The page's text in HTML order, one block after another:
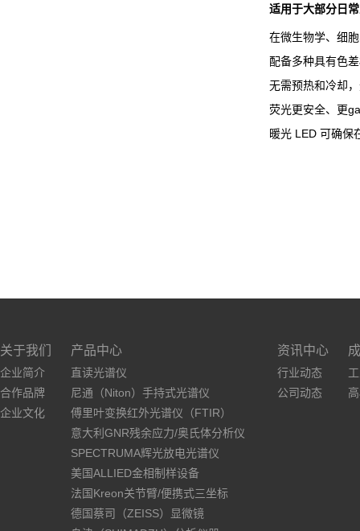
适用于大部分日
在微生物学、细
配备多种具有色
无需预热和冷却
荧光更安全、更
暖光 LED 可确保
关于我们
企业简介
合作品牌
企业文化
产品中心
直读光谱仪
尼通（Niton）手持式光谱仪
傅里叶变换红外光谱仪（FTIR）
意大利GNR残余应力/奥氏体分析仪
SPECTRUMA辉光放电光谱仪
美国ALLIED金相制样设备
法国Kreon关节臂/便携式三坐标
德国蔡司（ZEISS）显微镜
资讯中心
行业动态
公司动态